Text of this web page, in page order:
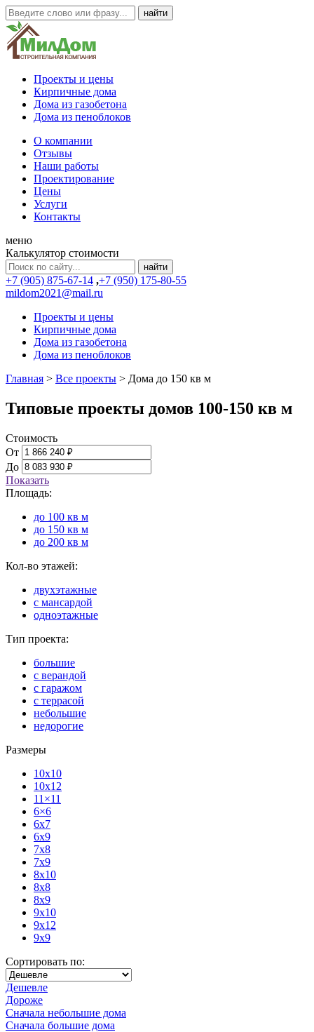
Проекты и цены
Кирпичные дома
Дома из газобетона
Дома из пеноблоков
О компании
Отзывы
Наши работы
Проектирование
Цены
Услуги
Контакты
меню
Калькулятор стоимости
+7 (905) 875-67-14 ,+7 (950) 175-80-55
mildom2021@mail.ru
Проекты и цены
Кирпичные дома
Дома из газобетона
Дома из пеноблоков
Главная > Все проекты > Дома до 150 кв м
Типовые проекты домов 100-150 кв м
Стоимость
От
До
Показать
Площадь:
до 100 кв м
до 150 кв м
до 200 кв м
Кол-во этажей:
двухэтажные
с мансардой
одноэтажные
Тип проекта:
большие
с верандой
с гаражом
с террасой
небольшие
недорогие
Размеры
10x10
10x12
11×11
6×6
6x7
6x9
7x8
7x9
8x10
8x8
8x9
9x10
9x12
9x9
Сортировать по:
Дешевле
Дороже
Сначала небольшие дома
Сначала большие дома